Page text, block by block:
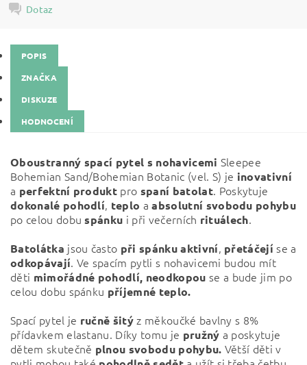
Dotaz
POPIS
ZNAČKA
DISKUZE
HODNOCENÍ
Oboustranný spací pytel s nohavicemi Sleepee
Bohemian Sand/Bohemian Botanic (vel. S) je inovativní
a perfektní produkt pro spaní batolat. Poskytuje
dokonalé pohodlí, teplo aabsolutní svobodu pohybu
po celou dobuspánku i při večerních rituálech.
Batolátka jsou často při spánku aktivní, přetáčejí se a
odkopávají. Ve spacím pytli s nohavicemi budou mít
děti mimořádné pohodlí, neodkopou se a bude jim po
celou dobu spánku příjemné teplo.
Spací pytel je ručně šitýz měkoučké bavlny s 8%
přídavkem elastanu. Díky tomu je pružný a poskytuje
dětem skutečně plnou svobodu pohybu. Větší děti v